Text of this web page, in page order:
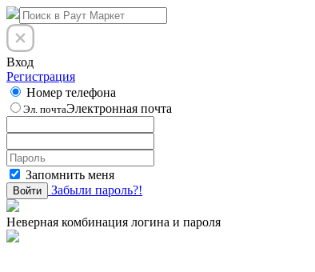
Вход
Регистрация
Номер телефона
Эл. почтаЭлектронная почта
Запомнить меня
Войти Забыли пароль?!
Неверная комбинация логина и пароля